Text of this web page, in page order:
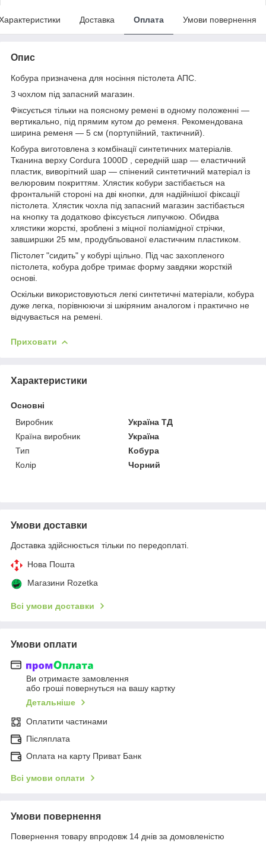
Доставка Оплата Умови повернення
Опис
Кобура призначена для носіння пістолета АПС.
З чохлом під запасний магазин.
Фіксується тільки на поясному ремені в одному положенні —
вертикально, під прямим кутом до ременя. Рекомендована
ширина ременя — 5 см (портупійний, тактичний).
Кобура виготовлена з комбінації синтетичних матеріалів.
Тканина верху Cordura 1000D , середній шар — еластичний
пластик, виворітний шар — спінений синтетичний матеріал із
велюровим покриттям. Хлястик кобури застібається на
фронтальній стороні на дві кнопки, для надійнішої фіксації
пістолета. Хлястик чохла під запасний магазин застібається
на кнопку та додатково фіксується липучкою. Обидва
хлястики жорсткі, зроблені з міцної поліамідної стрічки,
завширшки 25 мм, продубльованої еластичним пластиком.
Пістолет "сидить" у кобурі щільно. Під час захопленого
пістолета, кобура добре тримає форму завдяки жорсткій
основі.
Оскільки використовуються легкі синтетичні матеріали, кобура
дуже легка, порівнюючи зі шкіряним аналогом і практично не
відчувається на ремені.
Приховати
Характеристики
Основні
Виробник
Україна ТД
Країна виробник
Україна
Тип
Кобура
Колір
Чорний
Умови доставки
Доставка здійснюється тільки по передоплаті.
Нова Пошта
Магазини Rozetka
Всі умови доставки
Умови оплати
Ви отримаєте замовлення
або гроші повернуться на вашу картку
Детальніше
Оплатити частинами
Післяплата
Оплата на карту Приват Банк
Всі умови оплати
Умови повернення
Повернення товару впродовж 14 днів за домовленістю